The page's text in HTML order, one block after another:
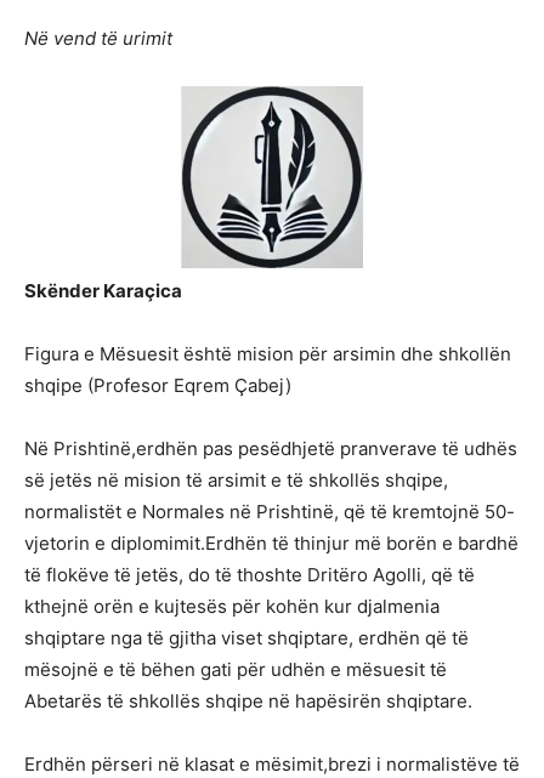
Në vend të urimit
Skënder Karaçica
Figura e Mësuesit është mision për arsimin dhe shkollën
shqipe (Profesor Eqrem Çabej)
Në Prishtinë,erdhën pas pesëdhjetë pranverave të udhës
së jetës në mision të arsimit e të shkollës shqipe,
normalistët e Normales në Prishtinë, që të kremtojnë 50-
vjetorin e diplomimit.Erdhën të thinjur më borën e bardhë
të flokëve të jetës, do të thoshte Dritëro Agolli, që të
kthejnë orën e kujtesës për kohën kur djalmenia
shqiptare nga të gjitha viset shqiptare, erdhën që të
mësojnë e të bëhen gati për udhën e mësuesit të
Abetarës të shkollës shqipe në hapësirën shqiptare.
Erdhën përseri në klasat e mësimit,brezi i normalistëve të